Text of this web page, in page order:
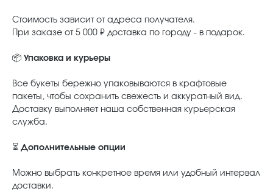
Стоимость зависит от адреса получателя.
При заказе от 5 000 ₽ доставка по городу - в подарок.
📦 Упаковка и курьеры
Все букеты бережно упаковываются в крафтовые
пакеты, чтобы сохранить свежесть и аккуратный вид.
Доставку выполняет наша собственная курьерская
служба.
⏳ Дополнительные опции
Можно выбрать конкретное время или удобный интервал
доставки.